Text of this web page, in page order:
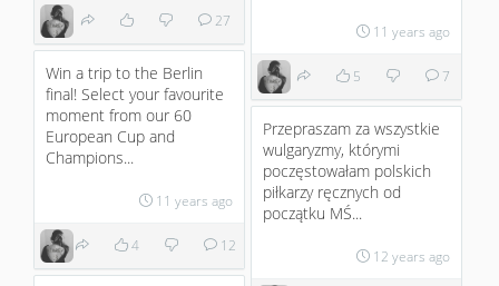
27
11 years ago
5 7
Win a trip to the Berlin
final! Select your favourite
moment from our 60
European Cup and
Champions...
11 years ago
4 12
Przepraszam za wszystkie
wulgaryzmy, którymi
poczęstowałam polskich
piłkarzy ręcznych od
początku MŚ...
12 years ago